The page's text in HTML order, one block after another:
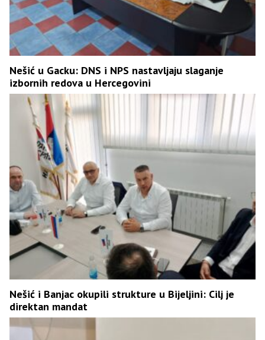
Nešić u Gacku: DNS i NPS nastavljaju slaganje
izbornih redova u Hercegovini
Nešić i Banjac okupili strukture u Bijeljini: Cilj je
direktan mandat